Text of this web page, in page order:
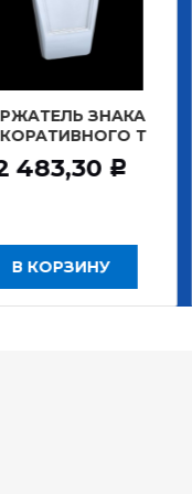
ЗНАКА
Т
Р
КОРЗИНУ